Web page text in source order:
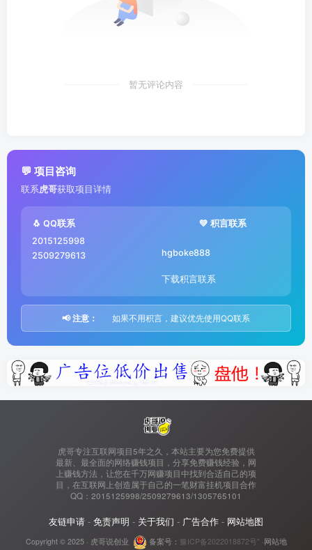
暂无评论内容
💬 项目咨询
联系虎哥获取项目详情
🐧 QQ联系
2015125998
2509279613
💚 积言联系
hgboke888
下载积言联系
📢 注意： 如果不用积言，建议优先使用QQ联系
虎哥专注互联网项目5年之久，本站主要为您免费提供
最新、最全面的网络赚钱项目，分享免费赚钱经验，网
上赚钱方法，让您在千万网赚项目中找到合适自己的项
目，在互联网上创造属于自己的一笔财富挂机项目合作
QQ：2015125998/2509279613/1305765101
友链申请 - 免责声明 - 关于我们 - 广告合作 - 网站地图
Copyright © 2025 · 虎哥说创业 备案号： 豫ICP备2022018872号" ·网站地